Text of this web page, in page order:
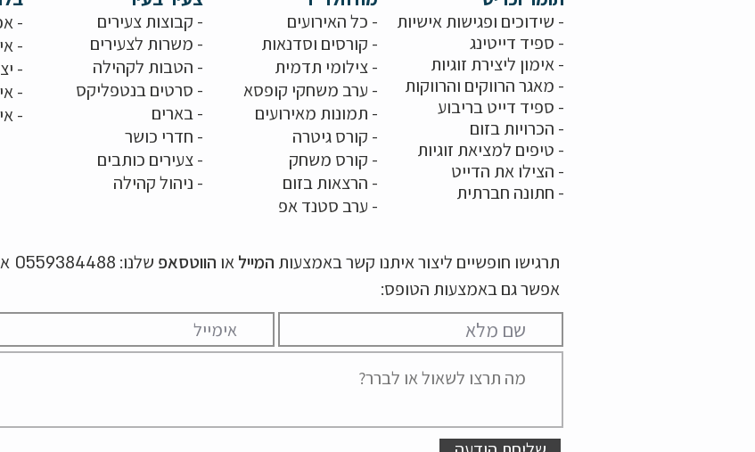
-
-
-
-
-
- קבוצות צעירים
- משרות לצעירים
- הטבות לקהילה
- סרטים בנטפליקס
- בארים
- חדרי כושר
-צעירים כותבים
- ניהול קהילה
- כל האירועים
- קורסים וסדנאות
-צילומי תדמית
- ערב משחקי קופסא
- תמונות מאירועים
- קורס גיטרה
- קורס משחק
- הרצאות בזום
- ערב סטנד אפ
- שידוכים ופגישות אישיות
- ספיד דייטינג
-אימון ליצירת זוגיות
- מאגר הרווקים והרווקות
- ספיד דייט בריבוע
- הכרויות בזום
- טיפים למציאת זוגיות
- הצילו את הדייט
- חתונה חברתית
תרגישו חופשיים ליצור איתנו קשר באמצעות המיילאו הווטסאפ שלנו: 0559384488
אפשר גם באמצעות הטופס: